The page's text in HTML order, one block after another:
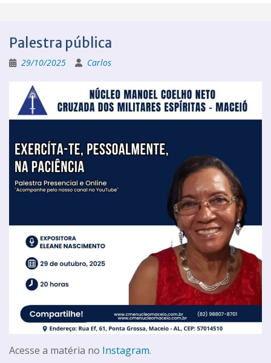
Palestra pública
29/10/2025 Carlos
Acesse a matéria no Instagram.